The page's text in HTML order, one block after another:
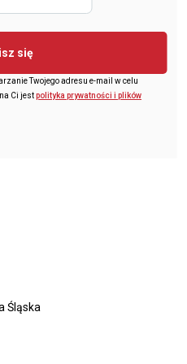
się
Twojego adresu e-mail w celu
Ci jestpolityka prywatności i plików
Śląska